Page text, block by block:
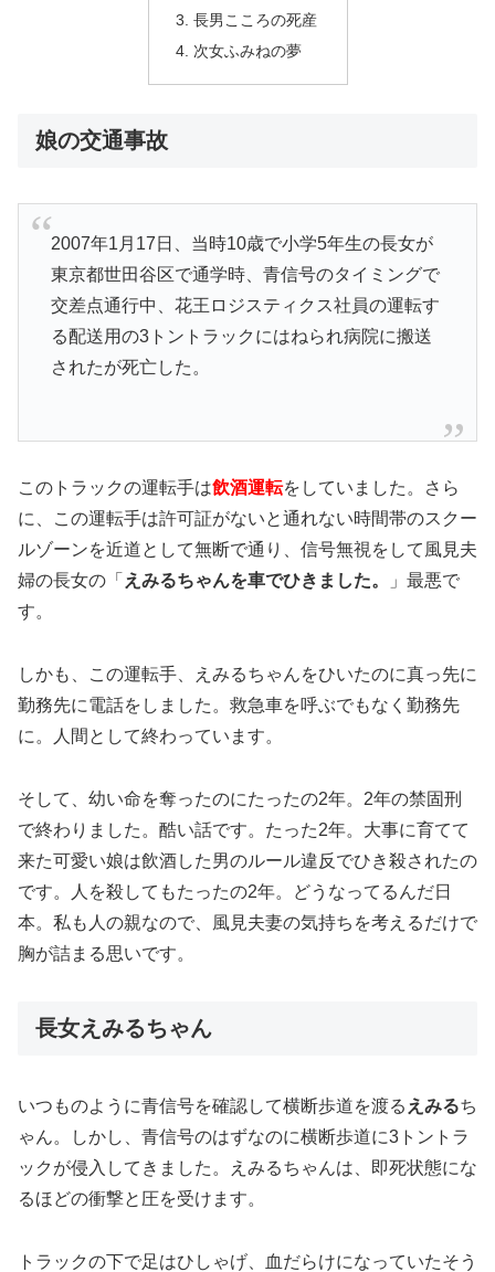
長男こころの死産
次女ふみねの夢
娘の交通事故
2007年1月17日、当時10歳で小学5年生の長女が
東京都世田谷区で通学時、青信号のタイミングで
交差点通行中、花王ロジスティクス社員の運転す
る配送用の3トントラックにはねられ病院に搬送
されたが死亡した。
このトラックの運転手は飲酒運転をしていました。さら
に、この運転手は許可証がないと通れない時間帯のスクー
ルゾーンを近道として無断で通り、信号無視をして風見夫
婦の長女の「 えみるちゃんを車でひきました。
」最悪で
す。
しかも、この運転手、えみるちゃんをひいたのに真っ先に
勤務先に電話をしました。救急車を呼ぶでもなく勤務先
に。人間として終わっています。
そして、幼い命を奪ったのにたったの2年。2年の禁固刑
で終わりました。酷い話です。たった2年。大事に育てて
来た可愛い娘は飲酒した男のルール違反でひき殺されたの
です。人を殺してもたったの2年。どうなってるんだ日
本。私も人の親なので、風見夫妻の気持ちを考えるだけで
胸が詰まる思いです。
長女えみるちゃん
いつものように青信号を確認して横断歩道を渡る えみるち
ゃん。しかし、青信号のはずなのに横断歩道に3トントラ
ックが侵入してきました。えみるちゃんは、即死状態にな
るほどの衝撃と圧を受けます。
トラックの下で足はひしゃげ、血だらけになっていたそう